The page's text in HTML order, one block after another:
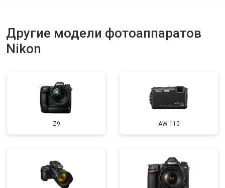
Другие модели фотоаппаратов
Nikon
Z9 AW 110